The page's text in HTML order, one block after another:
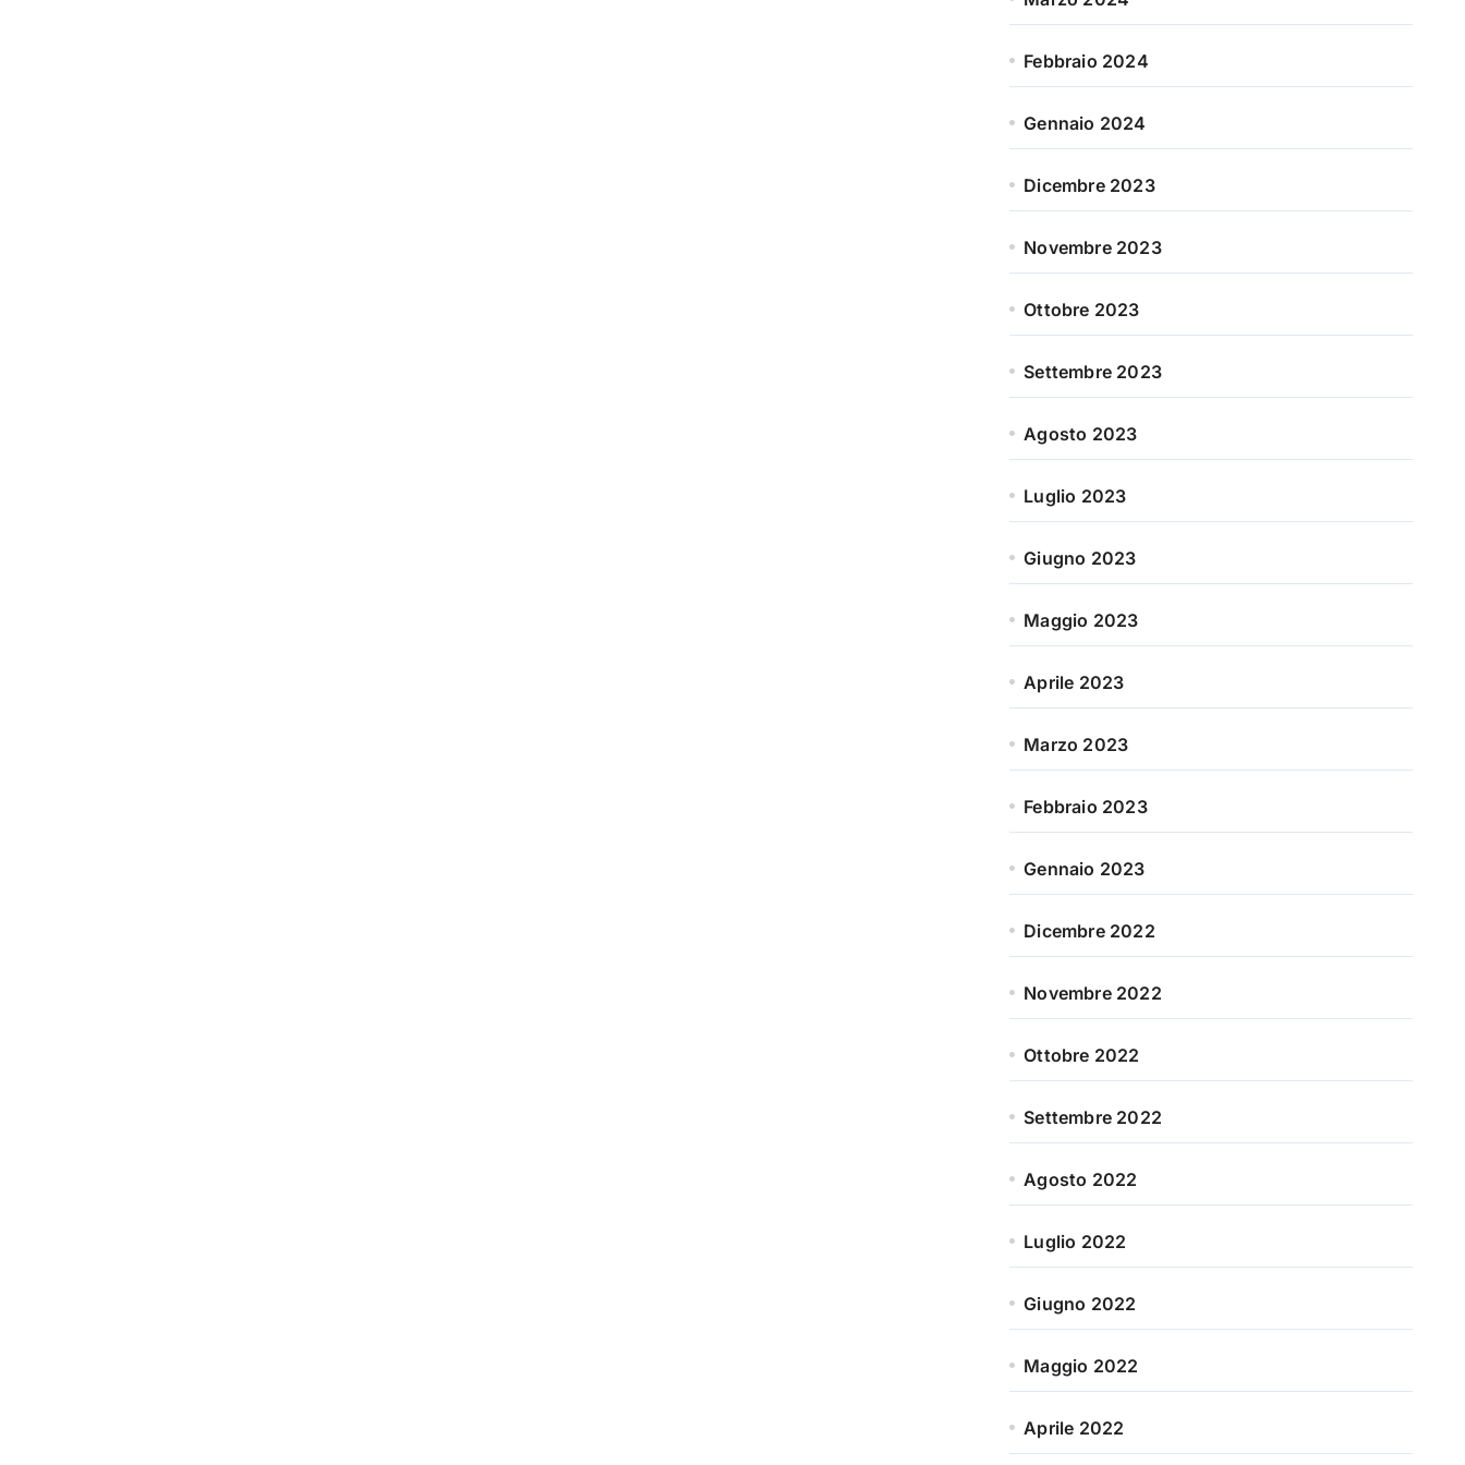
Febbraio 2024
Gennaio 2024
Dicembre 2023
Novembre 2023
Ottobre 2023
Settembre 2023
Agosto 2023
Luglio 2023
Giugno 2023
Maggio 2023
Aprile 2023
Marzo 2023
Febbraio 2023
Gennaio 2023
Dicembre 2022
Novembre 2022
Ottobre 2022
Settembre 2022
Agosto 2022
Luglio 2022
Giugno 2022
Maggio 2022
Aprile 2022